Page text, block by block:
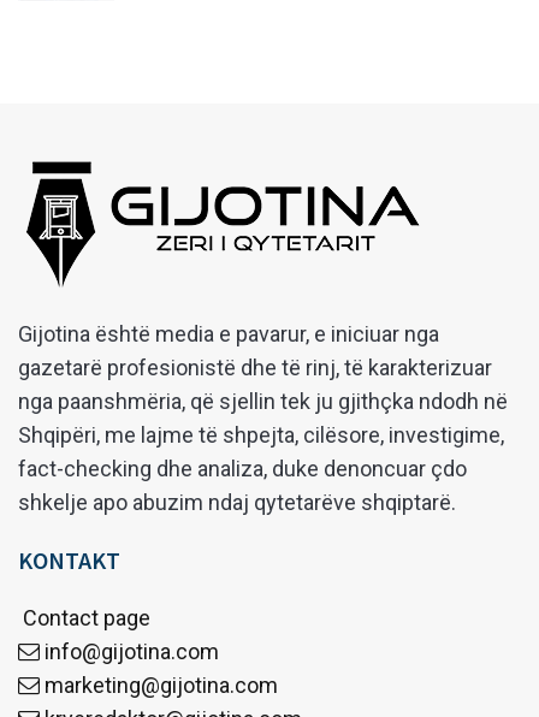
Gijotina është media e pavarur, e iniciuar nga
gazetarë profesionistë dhe të rinj, të karakterizuar
nga paanshmëria, që sjellin tek ju gjithçka ndodh në
Shqipëri, me lajme të shpejta, cilësore, investigime,
fact-checking dhe analiza, duke denoncuar çdo
shkelje apo abuzim ndaj qytetarëve shqiptarë.
KONTAKT
Contact page
info@gijotina.com
marketing@gijotina.com